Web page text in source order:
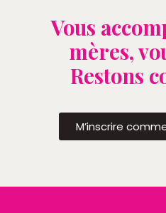
Vous
mères,
Restons
M’inscrire